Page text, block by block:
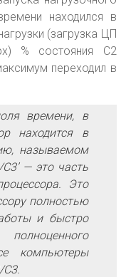
находился в
(загрузка ЦП
% состояния С2
переходил в
времени, в
находится в
называемом
— это часть
Это
полностью
и быстро
компьютеры